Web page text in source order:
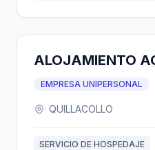
ALOJAMIENTO
EMPRESA UNIPERSONAL
QUILLACOLLO
SERVICIO DE HOSPEDAJE